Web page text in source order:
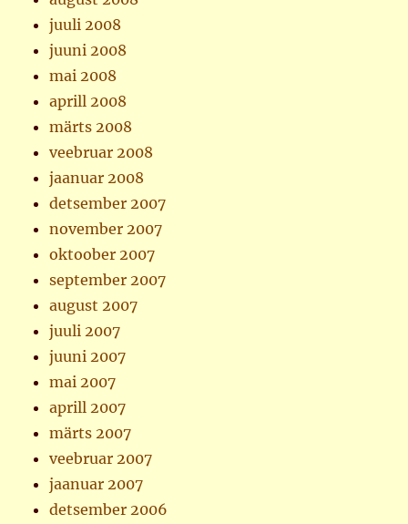
juuli 2008
juuni 2008
mai 2008
aprill 2008
märts 2008
veebruar 2008
jaanuar 2008
detsember 2007
november 2007
oktoober 2007
september 2007
august 2007
juuli 2007
juuni 2007
mai 2007
aprill 2007
märts 2007
veebruar 2007
jaanuar 2007
detsember 2006